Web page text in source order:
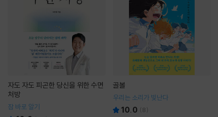
자도 자도 피곤한 당신을 위한 수면
처방
잠 바로 알기
골볼
우리는 소리가 빛난다
10.0 (8)